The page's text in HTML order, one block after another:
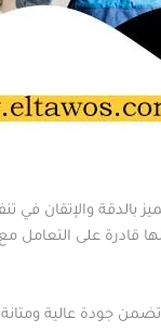
والإتقان في
على التعامل
جودة عالية